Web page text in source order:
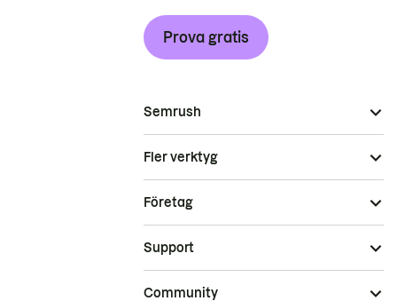
Prova gratis
Semrush
Fler verktyg
Företag
Support
Community